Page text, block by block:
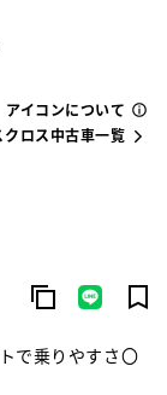
アイコンについて
クロス中古車一覧
で乗りやすさ〇